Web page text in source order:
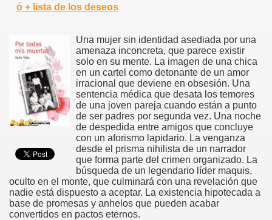
ó + lista de los deseos
Una mujer sin identidad asediada por una
amenaza inconcreta, que parece existir
solo en su mente. La imagen de una chica
en un cartel como detonante de un amor
irracional que deviene en obsesión. Una
sentencia médica que desata los temores
de una joven pareja cuando están a punto
de ser padres por segunda vez. Una noche
de despedida entre amigos que concluye
con un aforismo lapidario. La venganza
desde el prisma nihilista de un narrador
que forma parte del crimen organizado. La
búsqueda de un legendario líder maquis,
oculto en el monte, que culminará con una revelación que
nadie está dispuesto a aceptar. La existencia hipotecada a
base de promesas y anhelos que pueden acabar
convertidos en pactos eternos.